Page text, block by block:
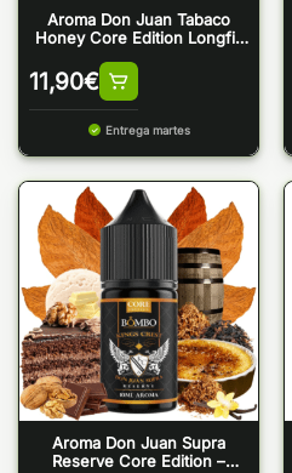
Aroma Don Juan Tabaco
Honey Core Edition Longfill
11,90€
Entrega martes
Aroma Don Juan Supra
Reserve Core Edition –